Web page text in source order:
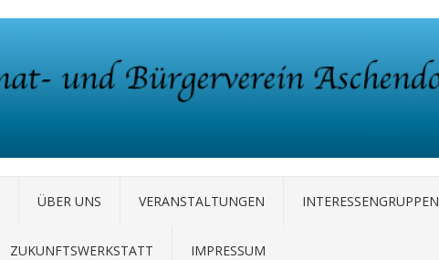
ÜBER UNS VERANSTALTUNGEN INTERESSENGRUPPEN
ZUKUNFTSWERKSTATT IMPRESSUM